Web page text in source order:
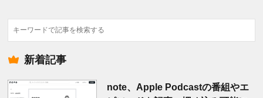
検
索
新着記事
note、Apple Podcastの番組やエ